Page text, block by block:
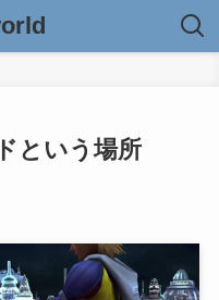
という場所